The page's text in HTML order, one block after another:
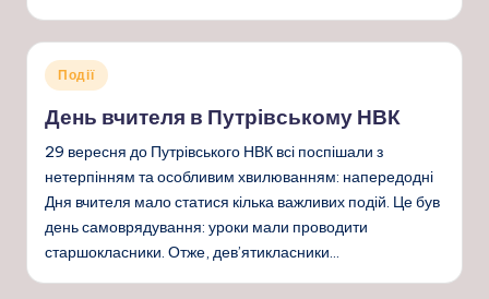
Опубліковано
Події
День вчителя в Путрівському НВК
29 вересня до Путрівського НВК всі поспішали з
нетерпінням та особливим хвилюванням: напередодні
Дня вчителя мало статися кілька важливих подій. Це був
день самоврядування: уроки мали проводити
старшокласники. Отже, дев’ятикласники…